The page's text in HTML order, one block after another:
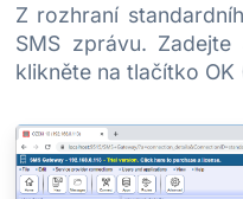
Z rozhraní
SMS zprávu.
klikněte na tlačítko OK